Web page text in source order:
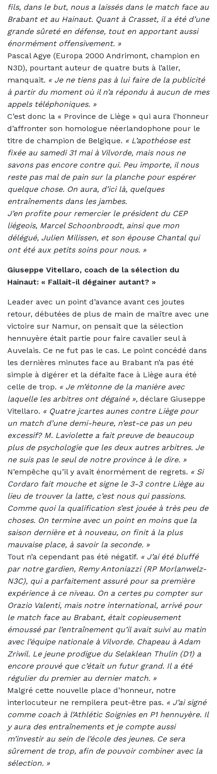
fils, dans le but, nous a laissés dans le match face au
Brabant et au Hainaut. Quant à Crasset, il a été d’une
grande sûreté en défense, tout en apportant aussi
énormément offensivement. »
Pascal Agye (Europa 2000 Andrimont, champion en
N3D), pourtant auteur de quatre buts à l’aller,
manquait. « Je ne tiens pas à lui faire de la publicité
à partir du moment où il n’a répondu à aucun de mes
appels téléphoniques. »
C’est donc la « Province de Liège » qui aura l’honneur
d’affronter son homologue néerlandophone pour le
titre de champion de Belgique. « L’apothéose est
fixée au samedi 31 mai à Vilvorde, mais nous ne
savons pas encore contre qui. Peu importe, il nous
reste pas mal de pain sur la planche pour espérer
quelque chose. On aura, d’ici là, quelques
entraînements dans les jambes.
J’en profite pour remercier le président du CEP
liégeois, Marcel Schoonbroodt, ainsi que mon
délégué, Julien Milissen, et son épouse Chantal qui
ont été aux petits soins pour nous. »
Giuseppe Vitellaro, coach de la sélection du
Hainaut: « Fallait-il dégainer autant? »
Leader avec un point d’avance avant ces joutes
retour, débutées de plus de main de maître avec une
victoire sur Namur, on pensait que la sélection
hennuyère était partie pour faire cavalier seul à
Auvelais. Ce ne fut pas le cas. Le point concédé dans
les dernières minutes face au Brabant n’a pas été
simple à digérer et la défaite face à Liège aura été
celle de trop. « Je m’étonne de la manière avec
laquelle les arbitres ont dégainé », déclare Giuseppe
Vitellaro. « Quatre jcartes aunes contre Liège pour
un match d’une demi-heure, n’est-ce pas un peu
excessif? M. Laviolette a fait preuve de beaucoup
plus de psychologie que les deux autres arbitres. Je
ne suis pas le seul de notre province à le dire. »
N’empêche qu’il y avait énormément de regrets. « Si
Cordaro fait mouche et signe le 3-3 contre Liège au
lieu de trouver la latte, c’est nous qui passions.
Comme quoi la qualification s’est jouée à très peu de
choses. On termine avec un point en moins que la
saison dernière et à nouveau, on finit à la plus
mauvaise place, à savoir la seconde. »
Tout n’a cependant pas été négatif. « J’ai été bluffé
par notre gardien, Remy Antoniazzi (RP Morlanwelz-
N3C), qui a parfaitement assuré pour sa première
expérience à ce niveau. On a certes pu compter sur
Orazio Valenti, mais notre international, arrivé pour
le match face au Brabant, était copieusement
émoussé par l’entraînement qu’il avait suivi au matin
avec l’équipe nationale à Vilvorde. Chapeau à Adam
Zriwil. Le jeune prodigue du Selaklean Thulin (D1) a
encore prouvé que c’était un futur grand. Il a été
régulier du premier au dernier match. »
Malgré cette nouvelle place d’honneur, notre
interlocuteur ne rempilera peut-être pas. « J’ai signé
comme coach à l’Athlétic Soignies en P1 hennuyère. Il
y aura des entraînements et je compte aussi
m’investir au sein de l’école des jeunes. Ce sera
sûrement de trop, afin de pouvoir combiner avec la
sélection. »